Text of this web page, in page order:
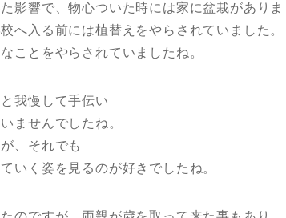
影響で、物心ついた時には家に盆栽があり
へ入る前には植替えをやらされていました。
ことをやらされていましたね。
我慢して手伝い
ませんでしたね。
、それでも
いく姿を見るのが好きでしたね。